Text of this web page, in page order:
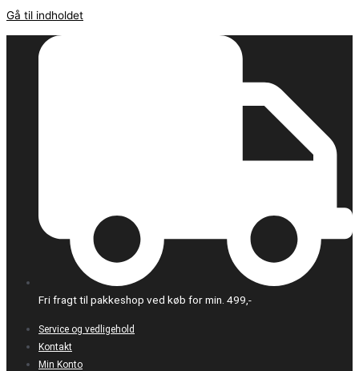
Gå til indholdet
Fri fragt til pakkeshop ved køb for min. 499,-
Service og vedligehold
Kontakt
Min Konto